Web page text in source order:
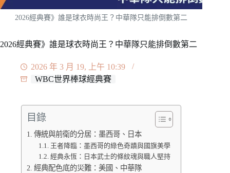
2026經典賽》誰是球衣時尚王？中華隊只能排倒數第二
2026經典賽》誰是球衣時尚王？中華隊只能排倒數第二
2026 年 3 月 19, 上午 10:39
WBC世界棒球經典賽
目錄
傳統與前衛的分居：墨西哥、日本
王者降臨：墨西哥的綠色奇蹟與國旗美學
經典永恆：日本武士的條紋魂與職人堅持
經典配色底的災難：美國、中華隊